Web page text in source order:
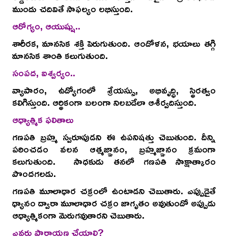
ముందు చదివితే సాఫల్యం లభిస్తుంది.
ఆరోగ్యం, ఆయుష్షు..
శారీరక, మానసిక శక్తి పెరుగుతుంది. ఆందోళన, భయాలు తగ్గి
మానసిక శాంతి కలుగుతుంది.
సంపద, ఐశ్వర్యం..
వ్యాపారం, ఉద్యోగంలో శ్రేయస్సు, అభివృద్ధి, స్థిరత్వం
కలిగిస్తుంది. ఆర్థికంగా బలంగా నిలబడేలా ఆశీర్వదిస్తుంది.
ఆధ్యాత్మిక ఫలితాలు
గణపతి బ్రహ్మ స్వరూపుడని ఈ ఉపనిషత్తు చెబుతుంది. దీన్ని
పఠించడం వలన ఆత్మజ్ఞానం, బ్రహ్మజ్ఞానం క్రమంగా
కలుగుతుంది. సాధకుడు తనలో గణపతి సాక్షాత్కారం
పొందగలడు.
గణపతి మూలాధార చక్రంలో ఉంటాడని చెబుతారు. ఎప్పుడైతే
ధ్యానం ద్వారా మూలాధార చక్రం జాగృతం అవుతుందో అప్పుడు
ఆధ్యాత్మికంగా మెరుగవుతారని చెబుతారు.
ఎవరు పారాయణ చేయాలి?